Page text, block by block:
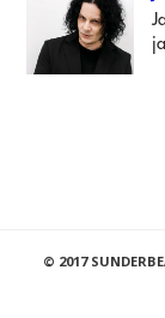
© 2017